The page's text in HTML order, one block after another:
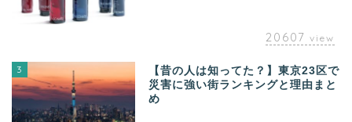
20607 view
3
【昔の人は知ってた？】東京23区で
災害に強い街ランキングと理由まと
め